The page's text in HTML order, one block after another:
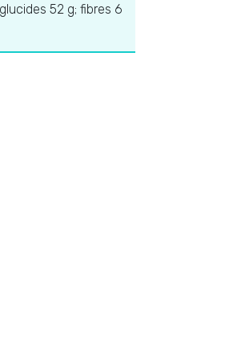
52 g; fibres 6